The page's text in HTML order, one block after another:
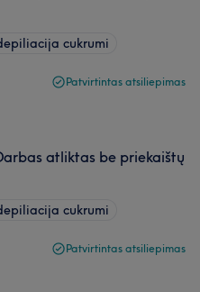
cukrumi
Patvirtintas atsiliepimas
atliktas be priekaištų
cukrumi
Patvirtintas atsiliepimas